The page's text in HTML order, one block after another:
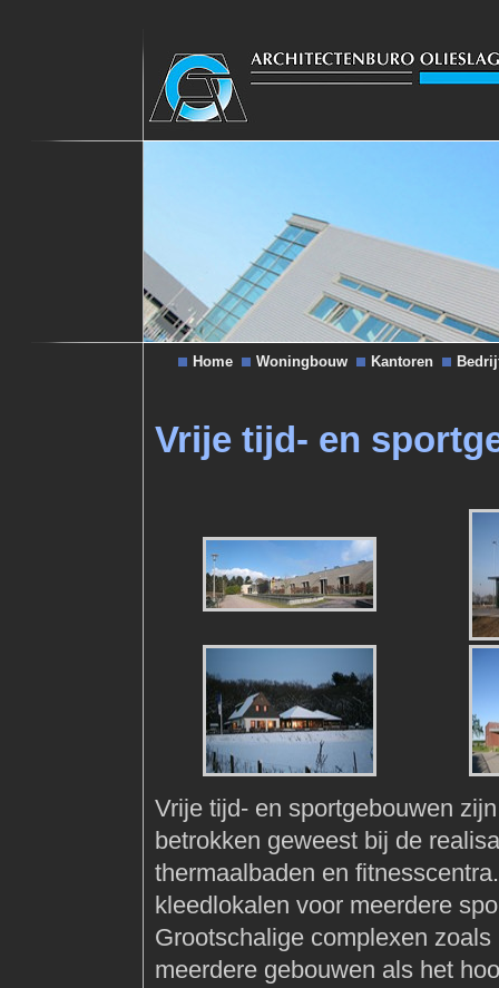
Home Woningbouw Kantoren
Vrije tijd- en
Vrije tijd- en sportgebouwen
betrokken geweest bij de
thermaalbaden en
kleedlokalen voor meerdere
Grootschalige complexen
meerdere gebouwen als het